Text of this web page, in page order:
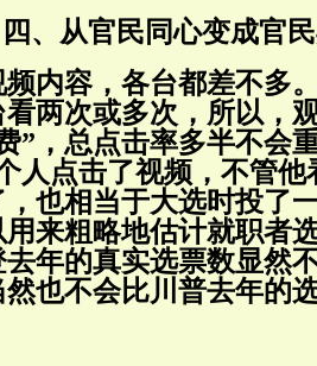
四、从官民同心变成官
内容，各台都差不多
两次或多次，所以，
”，总点击率多半不会
人点击了视频，不管
也相当于大选时投了
用来粗略地估计就职者
年的真实选票数显然
也不会比川普去年的